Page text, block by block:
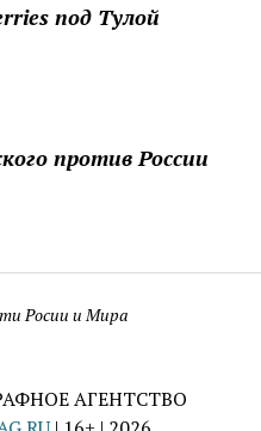
под Тулой
против России
Росии и Мира
АГЕНТСТВО